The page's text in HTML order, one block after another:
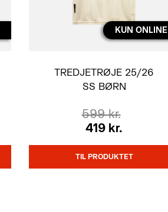
KUN ONLINE
TREDJETRØJE 25/26
SS BØRN
599 kr.
419 kr.
TIL PRODUKTET